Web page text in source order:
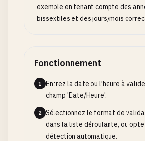
exemple en tenant compte des
bissextiles et des jours/mois
Fonctionnement
1
Entrez la date ou l'heure à
champ 'Date/Heure'.
2
Sélectionnez le format de
dans la liste déroulante, ou
détection automatique.